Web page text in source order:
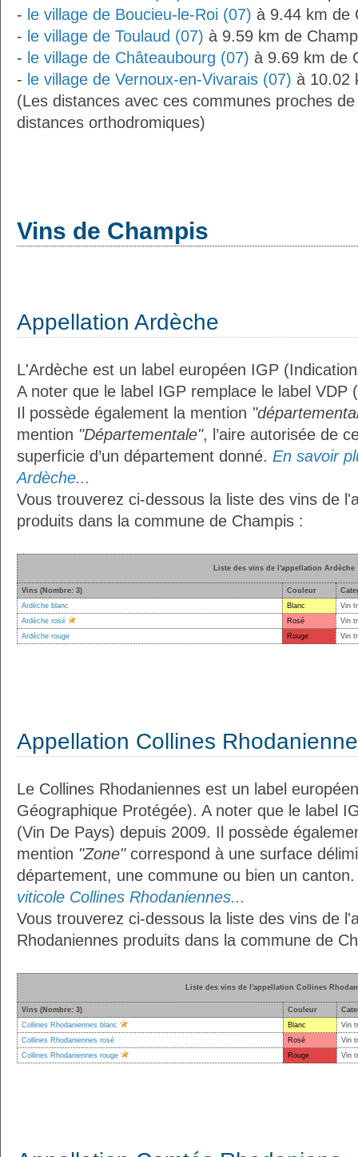
- le village de Boucieu-le-Roi (07) à 9.44 km de
- le village de Toulaud (07) à 9.59 km de
- le village de Châteaubourg (07) à 9.69 km de
- le village de Vernoux-en-Vivarais (07) à 10.02
(Les distances avec ces communes proches
distances orthodromiques)
Vins de Champis
Appellation Ardèche
L'Ardèche est un label européen IGP
A noter que le label IGP remplace le label VDP
Il possède également la mention
mention "Départementale", l’aire autorisée de
superficie d’un département donné. En savoir
Ardèche...
Vous trouverez ci-dessous la liste des vins de
produits dans la commune de Champis :
Liste des vins de l'appellation Ardèche
Vins (Nombre: 3) Couleur
Ardèche blanc
Blanc
Vin
Ardèche rosé
Rosé
Vin
Ardèche rouge
Rouge Vin
Appellation Collines
Le Collines Rhodaniennes est un label
Géographique Protégée). A noter que le label
(Vin De Pays) depuis 2009. Il possède
mention "Zone"correspond à une surface
département, une commune ou bien un
viticole Collines Rhodaniennes...
Vous trouverez ci-dessous la liste des vins de
Rhodaniennes produits dans la commune de
Liste des vins de l'appellation Collines
Vins (Nombre: 3) Couleur
Collines Rhodaniennes blanc
Blanc
Vin
Collines Rhodaniennes rosé
Rosé
Vin
Collines Rhodaniennes rouge
Rouge Vin